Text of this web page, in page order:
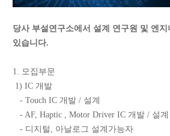
당사 부설연구소에서 설계 연구원 및 엔
있습니다.
1. 모집부문
1) IC 개발
- Touch IC 개발 / 설계
- AF, Haptic , Motor Driver IC 개발 / 설계
- 디지털, 아날로그 설계가능자